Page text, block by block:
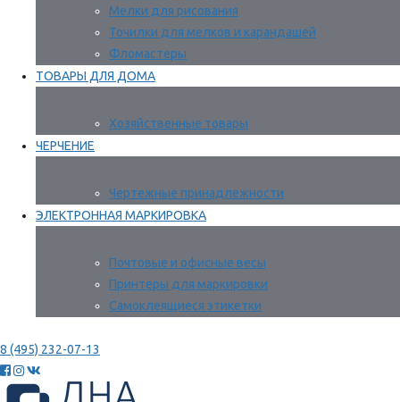
Мелки для рисования
Точилки для мелков и карандашей
Фломастеры
ТОВАРЫ ДЛЯ ДОМА
Хозяйственные товары
ЧЕРЧЕНИЕ
Чертежные принадлежности
ЭЛЕКТРОННАЯ МАРКИРОВКА
Почтовые и офисные весы
Принтеры для маркировки
Самоклеящиеся этикетки
8 (495) 232-07-13